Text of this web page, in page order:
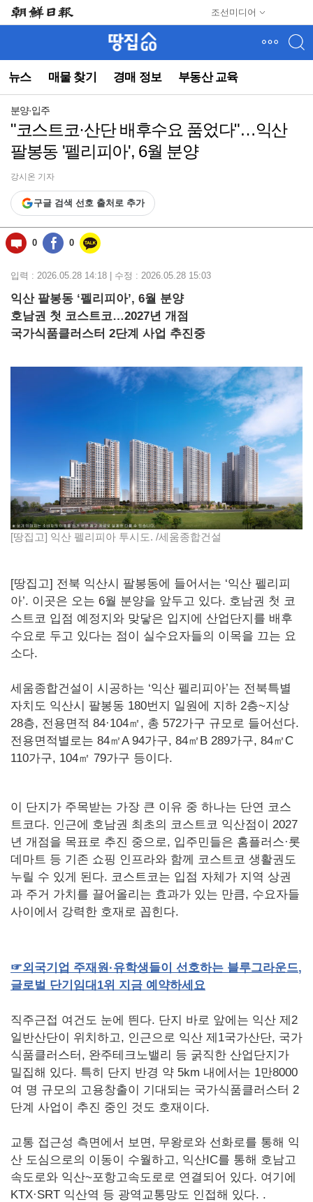
조선미디어
뉴스 매물 찾기 경매 정보 부동산 교육
뉴
(컨
동)
분양·입주
"코스트코·산단 배후수요 품었다"…익산
팔봉동 '펠리피아', 6월 분양
강시온 기자
구글 검색 선호 출처로 추가
0 0
입력 : 2026.05.28 14:18 | 수정 : 2026.05.28 15:03
익산 팔봉동 ‘펠리피아’, 6월 분양
호남권 첫 코스트코…2027년 개점
국가식품클러스터 2단계 사업 추진중
[땅집고] 익산 펠리피아 투시도. /세움종합건설
[땅집고] 전북 익산시 팔봉동에 들어서는 ‘익산 펠리피
아’. 이곳은 오는 6월 분양을 앞두고 있다. 호남권 첫 코
스트코 입점 예정지와 맞닿은 입지에 산업단지를 배후
수요로 두고 있다는 점이 실수요자들의 이목을 끄는 요
소다.
세움종합건설이 시공하는 ‘익산 펠리피아’는 전북특별
자치도 익산시 팔봉동 180번지 일원에 지하 2층~지상
28층, 전용면적 84·104㎡, 총 572가구 규모로 들어선다.
전용면적별로는 84㎡A 94가구, 84㎡B 289가구, 84㎡C
110가구, 104㎡ 79가구 등이다.
이 단지가 주목받는 가장 큰 이유 중 하나는 단연 코스
트코다. 인근에 호남권 최초의 코스트코 익산점이 2027
년 개점을 목표로 추진 중으로, 입주민들은 홈플러스·롯
데마트 등 기존 쇼핑 인프라와 함께 코스트코 생활권도
누릴 수 있게 된다. 코스트코는 입점 자체가 지역 상권
과 주거 가치를 끌어올리는 효과가 있는 만큼, 수요자들
사이에서 강력한 호재로 꼽힌다.
☞외국기업 주재원·유학생들이 선호하는 블루그라운드,
글로벌 단기임대 1위 지금 예약하세요
직주근접 여건도 눈에 띈다. 단지 바로 앞에는 익산 제2
일반산단이 위치하고, 인근으로 익산 제1국가산단, 국가
식품클러스터, 완주테크노밸리 등 굵직한 산업단지가
밀집해 있다. 특히 단지 반경 약 5km 내에서는 1만8000
여 명 규모의 고용창출이 기대되는 국가식품클러스터 2
단계 사업이 추진 중인 것도 호재이다.
교통 접근성 측면에서 보면, 무왕로와 선화로를 통해 익
산 도심으로의 이동이 수월하고, 익산IC를 통해 호남고
속도로와 익산~포항고속도로로 연결되어 있다. 여기에
KTX·SRT 익산역 등 광역교통망도 인접해 있다. .